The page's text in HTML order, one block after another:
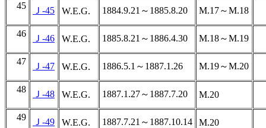
45 Ｊ-45 W.E.G. 1884.9.21～1885.8.20 M.17～M.18
46 Ｊ-46 W.E.G. 1885.8.21～1886.4.30 M.18～M.19
47 Ｊ-47 W.E.G. 1886.5.1～1887.1.26 M.19～M.20
48 Ｊ-48 W.E.G. 1887.1.27～1887.7.20 M.20
49 Ｊ-49 W.E.G. 1887.7.21～1887.10.14 M.20